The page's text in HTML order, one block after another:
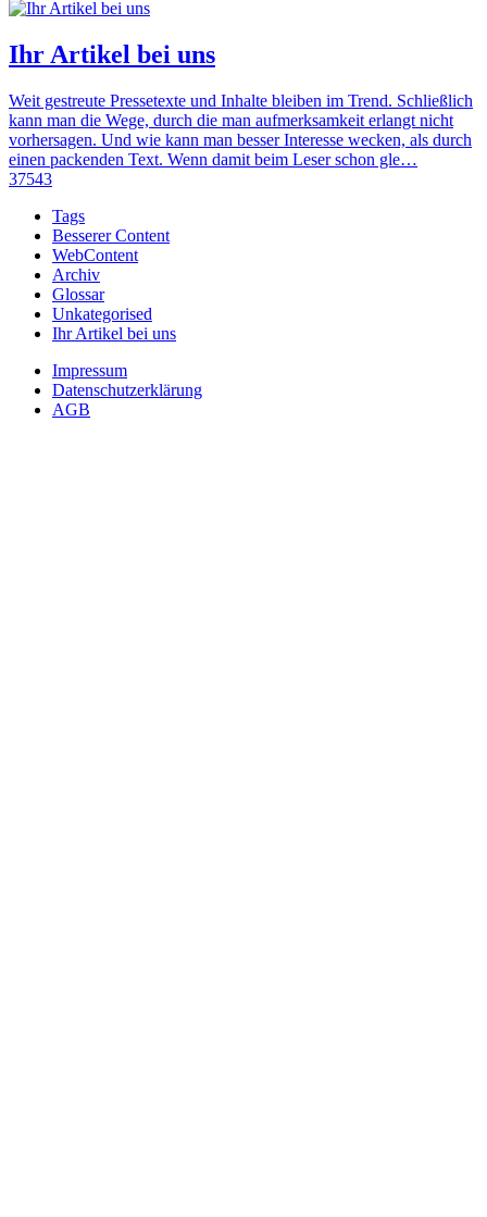
Ihr Artikel bei uns
Weit gestreute Pressetexte und Inhalte bleiben im Trend. Schließlich
kann man die Wege, durch die man aufmerksamkeit erlangt nicht
vorhersagen. Und wie kann man besser Interesse wecken, als durch
einen packenden Text. Wenn damit beim Leser schon gle…
37543
Tags
Besserer Content
WebContent
Archiv
Glossar
Unkategorised
Ihr Artikel bei uns
Impressum
Datenschutzerklärung
AGB